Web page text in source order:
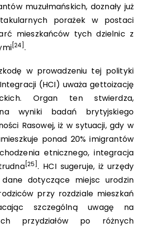
muzułmańskich, doznały już
porażek w postaci
mieszkańców tych dzielnic z
[24] .
w prowadzeniu tej polityki
(HCI) uważa gettoizację
Organ ten stwierdza,
wyniki badań brytyjskiego
Rasowej, iż w sytuacji, gdy w
ponad 20% imigrantów
etnicznego, integracja
[25] . HCI sugeruje, iż urzędy
dotyczące miejsc urodzin
przy rozdziale mieszkań
szczególną uwagę na
przydziałów po różnych